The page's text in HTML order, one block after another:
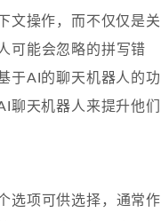
文操作，而不仅仅是关
可能会忽略的拼写错
于AI的聊天机器人的功
聊天机器人来提升他们
选项可供选择，通常作